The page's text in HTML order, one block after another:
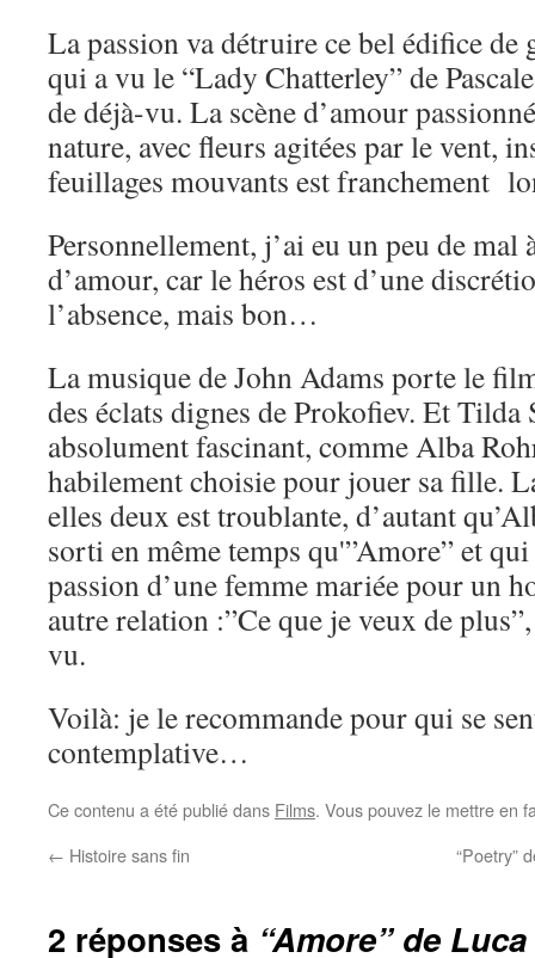
La passion va détruire ce bel édifice de
qui a vu le “Lady Chatterley” de
de déjà-vu. La scène d’amour
nature, avec fleurs agitées par le vent,
feuillages mouvants est franchement
Personnellement, j’ai eu un peu de mal
d’amour, car le héros est d’une
l’absence, mais bon…
La musique de John Adams porte le
des éclats dignes de Prokofiev. Et Tilda
absolument fascinant, comme Alba
habilement choisie pour jouer sa fille.
elles deux est troublante, d’autant
sorti en même temps qu'”Amore” et
passion d’une femme mariée pour un
autre relation :”Ce que je veux de
vu.
Voilà: je le recommande pour qui se
contemplative…
Ce contenu a été publié dans Films. Vous pouvez le mettre en
← Histoire sans fin “Poetry”
2 réponses à “Amore” de